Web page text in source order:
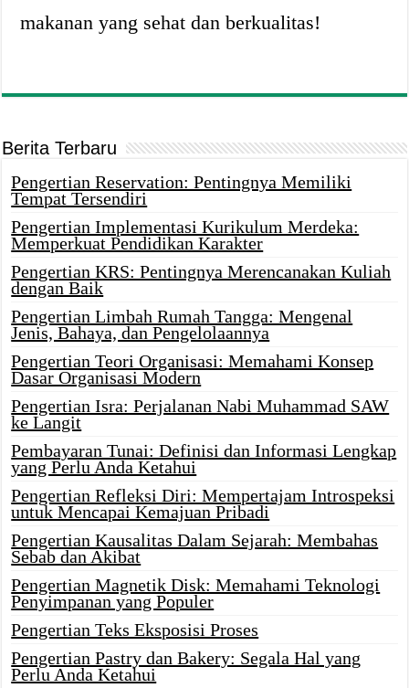
makanan yang sehat dan berkualitas!
Berita Terbaru
Pengertian Reservation: Pentingnya Memiliki
Tempat Tersendiri
Pengertian Implementasi Kurikulum Merdeka:
Memperkuat Pendidikan Karakter
Pengertian KRS: Pentingnya Merencanakan Kuliah
dengan Baik
Pengertian Limbah Rumah Tangga: Mengenal
Jenis, Bahaya, dan Pengelolaannya
Pengertian Teori Organisasi: Memahami Konsep
Dasar Organisasi Modern
Pengertian Isra: Perjalanan Nabi Muhammad SAW
ke Langit
Pembayaran Tunai: Definisi dan Informasi Lengkap
yang Perlu Anda Ketahui
Pengertian Refleksi Diri: Mempertajam Introspeksi
untuk Mencapai Kemajuan Pribadi
Pengertian Kausalitas Dalam Sejarah: Membahas
Sebab dan Akibat
Pengertian Magnetik Disk: Memahami Teknologi
Penyimpanan yang Populer
Pengertian Teks Eksposisi Proses
Pengertian Pastry dan Bakery: Segala Hal yang
Perlu Anda Ketahui